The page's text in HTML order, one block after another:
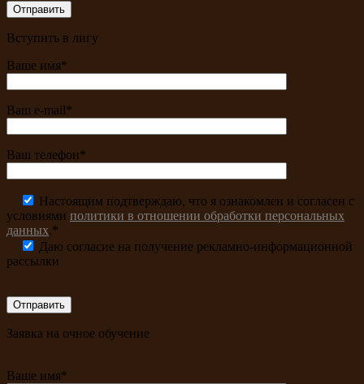
Вступить в лигу
Ваше имя*
Ваш e-mail*
Ваш телефон*
Настоящим подтверждаю, что я ознакомлен и согласен с
условиями политики в отношении обработки персональных
данных.*
Даю согласие на получение рекламно-информационной
рассылки
Заявка на очное обучение
Ваше имя*